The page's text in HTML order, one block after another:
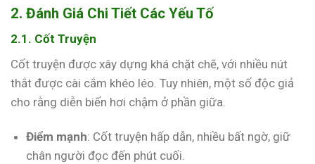
2. Đánh Giá Chi Tiết Các Yếu Tố
2.1. Cốt Truyện
Cốt truyện được xây dựng khá chặt chẽ, với nhiều nút
thắt được cài cắm khéo léo. Tuy nhiên, một số độc giả
cho rằng diễn biến hơi chậm ở phần giữa.
Điểm mạnh: Cốt truyện hấp dẫn, nhiều bất ngờ, giữ
chân người đọc đến phút cuối.